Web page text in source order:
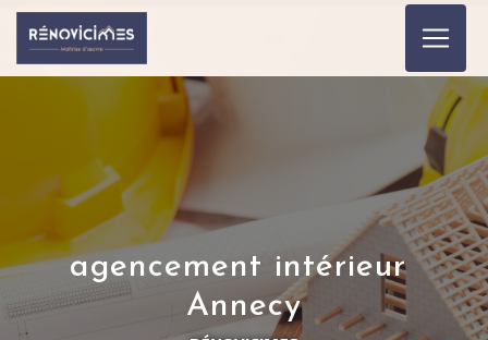
agencement intérieur
Annecy
Panneau de gestion des cookies